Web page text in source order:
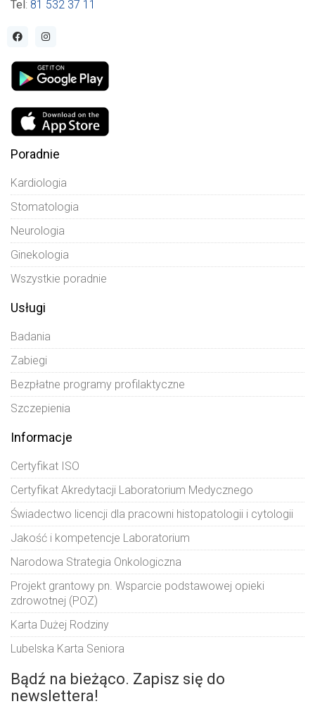
Tel: 81 532 37 11
Poradnie
Kardiologia
Stomatologia
Neurologia
Ginekologia
Wszystkie poradnie
Usługi
Badania
Zabiegi
Bezpłatne programy profilaktyczne
Szczepienia
Informacje
Certyfikat ISO
Certyfikat Akredytacji Laboratorium Medycznego
Świadectwo licencji dla pracowni histopatologii i cytologii
Jakość i kompetencje Laboratorium
Narodowa Strategia Onkologiczna
Projekt grantowy pn. Wsparcie podstawowej opieki
zdrowotnej (POZ)
Karta Dużej Rodziny
Lubelska Karta Seniora
Bądź na bieżąco. Zapisz się do
newslettera!